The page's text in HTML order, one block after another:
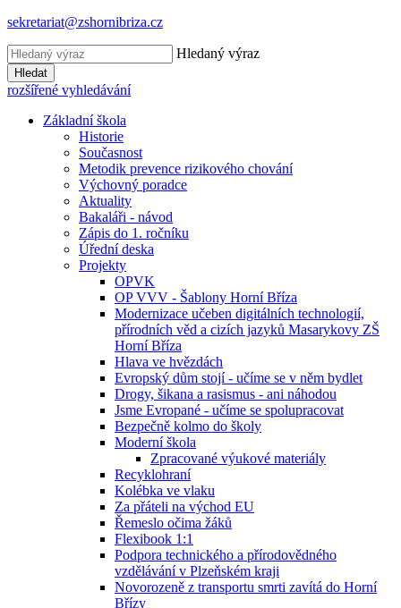
sekretariat@zshornibriza.cz
Hledaný výraz
Hledat
rozšířené vyhledávání
Základní škola
Historie
Současnost
Metodik prevence rizikového chování
Výchovný poradce
Aktuality
Bakaláři - návod
Zápis do 1. ročníku
Úřední deska
Projekty
OPVK
OP VVV - Šablony Horní Bříza
Modernizace učeben digitálních technologií,
přírodních věd a cizích jazyků Masarykovy ZŠ
Horní Bříza
Hlava ve hvězdách
Evropský dům stojí - učíme se v něm bydlet
Drogy, šikana a rasismus - ani náhodou
Jsme Evropané - učíme se spolupracovat
Bezpečně kolmo do školy
Moderní škola
Zpracované výukové materiály
Recyklohraní
Kolébka ve vlaku
Za přáteli na východ EU
Řemeslo očima žáků
Flexibook 1:1
Podpora technického a přírodovědného
vzdělávání v Plzeňském kraji
Novorozeně z transportu smrti zavítá do Horní
Břízy